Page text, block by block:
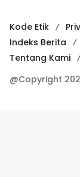
Kode Etik
Indeks Berita
Tentang Kami
@Copyright